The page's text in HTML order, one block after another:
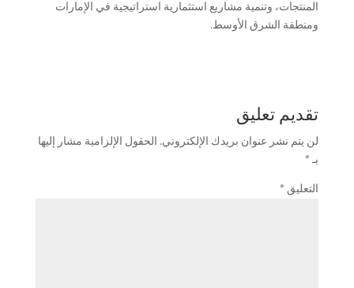
المنتجات، وتنمية مشاريع استثمارية استراتيجية في الإمارات
ومنطقة الشرق الأوسط.
تقديم تعليق
لن يتم نشر عنوان بريدك الإلكتروني. الحقول الإلزامية مشار إليها
بـ *
التعليق *